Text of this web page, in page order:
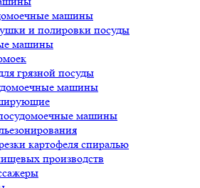
машины
и полировки посуды
машины
грязной посуды
машины
машины
картофеля спиралью
производств